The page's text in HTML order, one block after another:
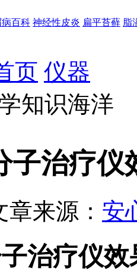
百科 神经性皮炎 扁平苔藓 脂
页 仪器
知识海洋
子治疗仪
章来源： 安
治疗仪